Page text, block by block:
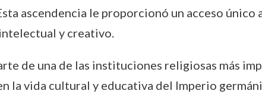
ascendencia le proporcionó un acceso único
y creativo.
de una de las instituciones religiosas más
la vida cultural y educativa del Imperio